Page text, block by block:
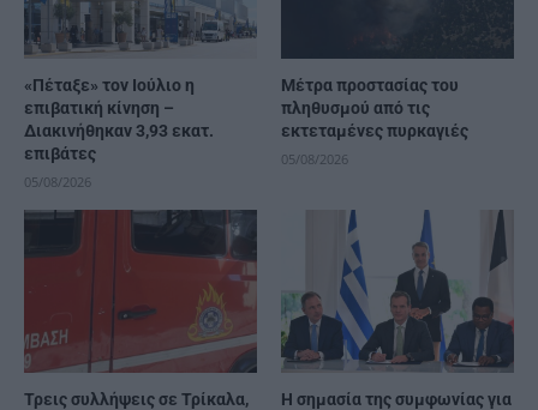
«Πέταξε» τον Ιούλιο η
επιβατική κίνηση –
Διακινήθηκαν 3,93 εκατ.
επιβάτες
05/08/2026
Μέτρα προστασίας του
πληθυσμού από τις
εκτεταμένες πυρκαγιές
05/08/2026
Τρεις συλλήψεις σε Τρίκαλα,
H σημασία της συμφωνίας για